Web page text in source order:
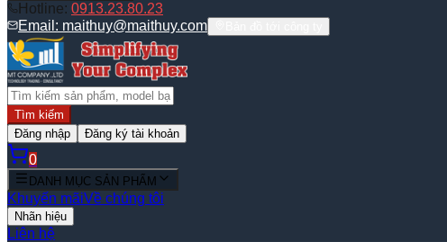
Hotline: 0913.23.80.23
Email: maithuy@maithuy.com
Tìm kiếm
Đăng nhập
Đăng ký tài khoản
0
DANH MỤC SẢN PHẨM
Khuyến mãiVề chúng tôi
Nhãn hiệu
Liên hệ